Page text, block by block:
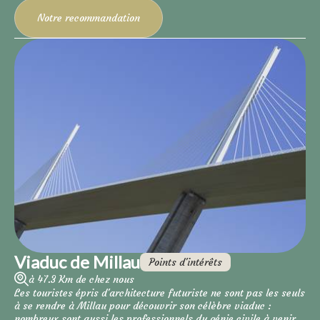
Notre recommandation
Viaduc de Millau
Points d'intérêts
à 47.3 Km de chez nous
Les touristes épris d'architecture futuriste ne sont pas les seuls
à se rendre à Millau pour découvrir son célèbre viaduc :